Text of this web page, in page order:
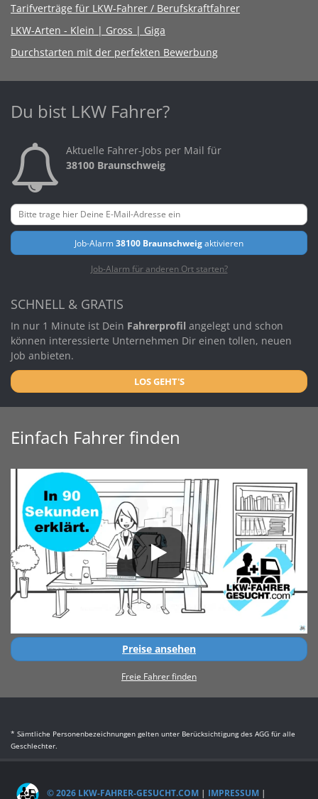
Tarifverträge für LKW-Fahrer / Berufskraftfahrer
LKW-Arten - Klein | Gross | Giga
Durchstarten mit der perfekten Bewerbung
Du bist LKW Fahrer?
Aktuelle Fahrer-Jobs per Mail für
38100 Braunschweig
Job-Alarm38100 Braunschweigaktivieren
Job-Alarm für anderen Ort starten?
SCHNELL & GRATIS
In nur 1 Minute ist Dein Fahrerprofil angelegt und schon
können interessierte Unternehmen Dir einen tollen, neuen
Job anbieten.
LOS GEHT'S
Einfach Fahrer finden
Preise ansehen
Freie Fahrer finden
* Sämtliche Personenbezeichnungen gelten unter Berücksichtigung des AGG für alle
Geschlechter.
© 2026 LKW-FAHRER-GESUCHT.COM | IMPRESSUM |